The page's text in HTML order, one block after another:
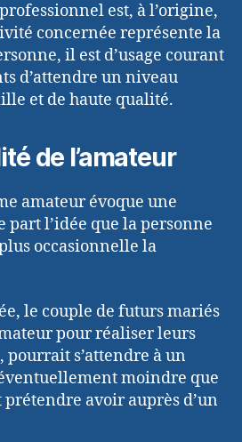
est, à l’origine,
concernée représente la
il est d’usage courant
d’attendre un niveau
et de haute qualité.
de l’amateur
amateur évoque une
l’idée que la personne
occasionnelle la
le couple de futurs mariés
pour réaliser leurs
pourrait s’attendre à un
moindre que
avoir auprès d’un